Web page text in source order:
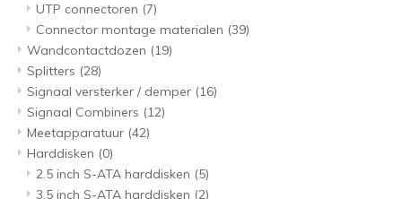
UTP connectoren (7)
Connector montage materialen (39)
Wandcontactdozen (19)
Splitters (28)
Signaal versterker / demper (16)
Signaal Combiners (12)
Meetapparatuur (42)
Harddisken (0)
2.5 inch S-ATA harddisken (5)
3.5 inch S-ATA harddisken (2)